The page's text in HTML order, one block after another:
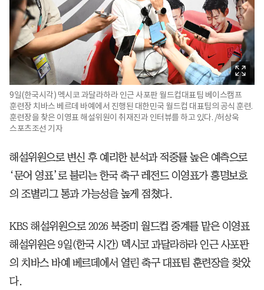
9일(한국시각) 멕시코 과달라하라 인근 사포판 월드컵대표팀 베이스캠프
훈련장 치바스 베르데 바예에서 진행된 대한민국 월드컵 대표팀의 공식 훈련.
훈련장을 찾은 이영표 해설위원이 취재진과 인터뷰를 하고 있다. /허상욱
스포츠조선 기자
해설위원으로 변신 후 예리한 분석과 적중률 높은 예측으로
‘문어 영표’로 불리는 한국 축구 레전드 이영표가 홍명보호
의 조별리그 통과 가능성을 높게 점쳤다.
KBS 해설위원으로 2026 북중미 월드컵 중계를 맡은 이영표
해설위원은 9일(한국 시간) 멕시코 과달라하라 인근 사포판
의 치바스 바예 베르데에서 열린 축구 대표팀 훈련장을 찾았
다.